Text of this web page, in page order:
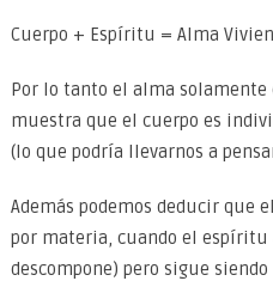
Cuerpo + Espíritu = Alma
Por lo tanto el alma solamente
muestra que el cuerpo es
(lo que podría llevarnos a
Además podemos deducir que
por materia, cuando el espíritu
descompone) pero sigue